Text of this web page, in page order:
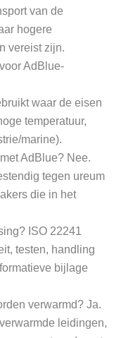
van de
hogere
vereist zijn.
AdBlue-
waar de eisen
temperatuur,
marine).
AdBlue? Nee.
tegen ureum
die in het
ISO 22241
testen, handling
bijlage
verwarmd? Ja.
leidingen,